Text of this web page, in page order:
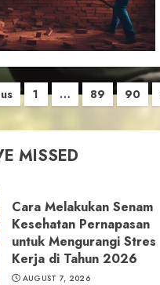
1 … 89 90
MISSED
Cara Melakukan Senam
Kesehatan Pernapasan
untuk Mengurangi Stres
Kerja di Tahun 2026
AUGUST 7, 2026